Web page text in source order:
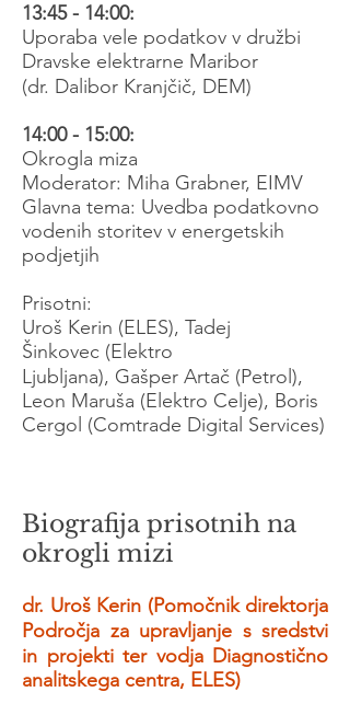
13:45 - 14:00:
Uporaba vele podatkov v družbi
Dravske elektrarne Maribor
(dr. Dalibor Kranjčič, DEM)
14:00 - 15:00:
Okrogla miza
Moderator: Miha Grabner, EIMV
Glavna tema: Uvedba podatkovno
vodenih storitev v energetskih
podjetjih
Prisotni:
Uroš Kerin (ELES), Tadej
Šinkovec (Elektro
Ljubljana), Gašper Artač (Petrol),
Leon Maruša (Elektro Celje), Boris
Cergol (Comtrade Digital Services)
Biografija prisotnih na
okrogli mizi
dr. Uroš Kerin (Pomočnik direktorja
Področja za upravljanje s sredstvi
in projekti ter vodja Diagnostično
analitskega centra, ELES)